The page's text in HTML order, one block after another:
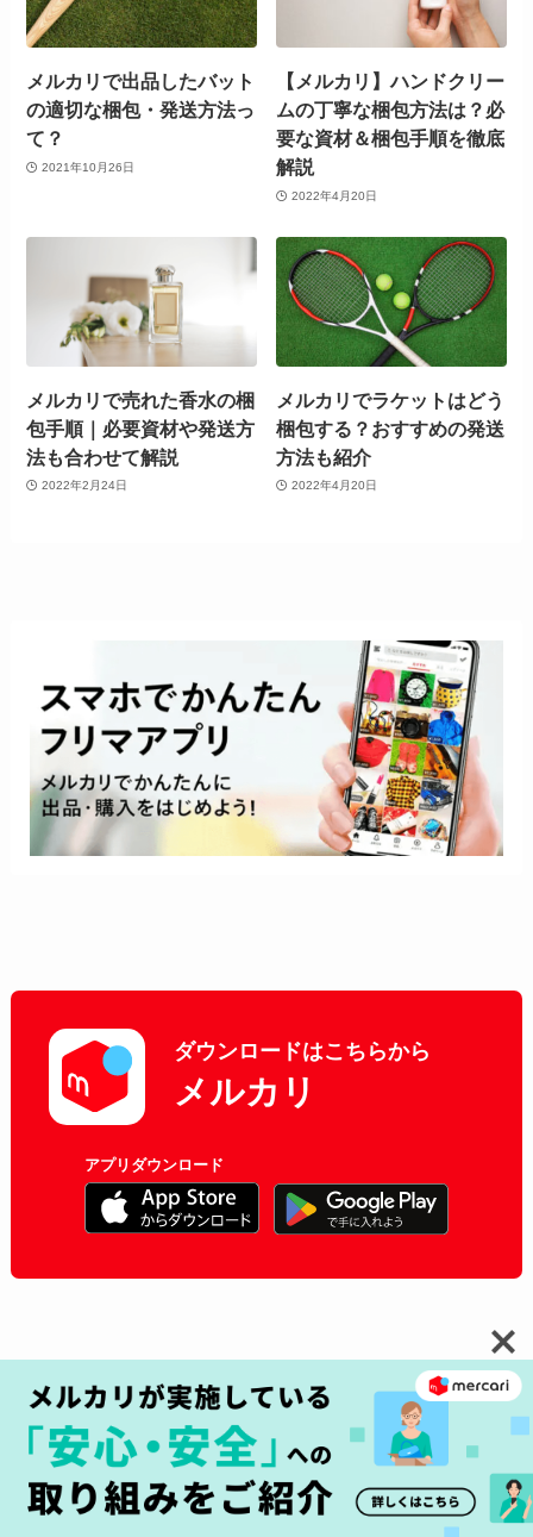
メルカリで出品したバット
の適切な梱包・発送方法っ
て？
2021年10月26日
【メルカリ】ハンドクリー
ムの丁寧な梱包方法は？必
要な資材＆梱包手順を徹底
解説
2022年4月20日
メルカリで売れた香水の梱
包手順｜必要資材や発送方
法も合わせて解説
2022年2月24日
メルカリでラケットはどう
梱包する？おすすめの発送
方法も紹介
2022年4月20日
ダウンロードはこちらから
メルカリ
アプリダウンロード
Category
メルカリでの購入